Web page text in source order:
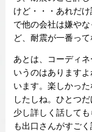
けど・・・あれだ
で他の会社は嫌や
ど、耐震が一番って
あとは、コーディ
いうのはあります
います。楽しかっ
したしね。ひとつ
少し詳しく話して
も出口さんがすご